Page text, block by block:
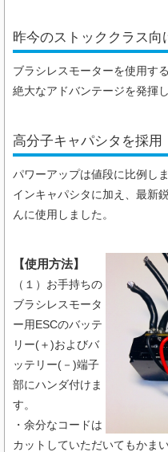
昨今のストッククラス向
ブラシレスモーターを使用す
絶大なアドバンテージを発揮し
高分子キャパシタを採用
パワーアップは値段に比例し
インキャパシタに加え、最新
んに使用しました。
【使用方法】
（１）お手持ちの
ブラシレスモータ
ー用ESCのバッテ
リー(＋)およびバ
ッテリー(－)端子
部にハンダ付けま
す。
・余分なコードは
カットしていただいてもかまい